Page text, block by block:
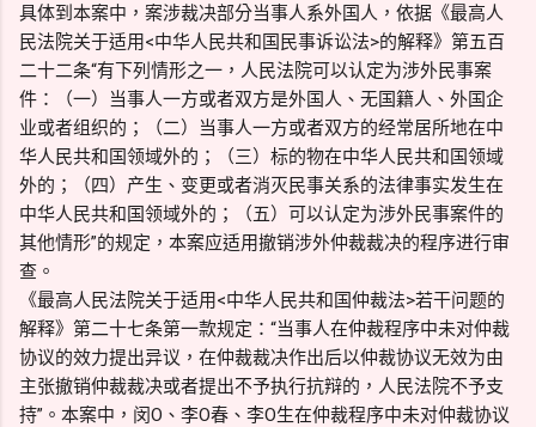
具体到本案中，案涉裁决部分当事人系外国人，依据《最高人
民法院关于适用<中华人民共和国民事诉讼法>的解释》第五百
二十二条“有下列情形之一，人民法院可以认定为涉外民事案
件：（一）当事人一方或者双方是外国人、无国籍人、外国企
业或者组织的；（二）当事人一方或者双方的经常居所地在中
华人民共和国领域外的；（三）标的物在中华人民共和国领域
外的；（四）产生、变更或者消灭民事关系的法律事实发生在
中华人民共和国领域外的；（五）可以认定为涉外民事案件的
其他情形”的规定，本案应适用撤销涉外仲裁裁决的程序进行审
查。
《最高人民法院关于适用<中华人民共和国仲裁法>若干问题的
解释》第二十七条第一款规定：“当事人在仲裁程序中未对仲裁
协议的效力提出异议，在仲裁裁决作出后以仲裁协议无效为由
主张撤销仲裁裁决或者提出不予执行抗辩的，人民法院不予支
持”。本案中，闵O、李O春、李O生在仲裁程序中未对仲裁协议